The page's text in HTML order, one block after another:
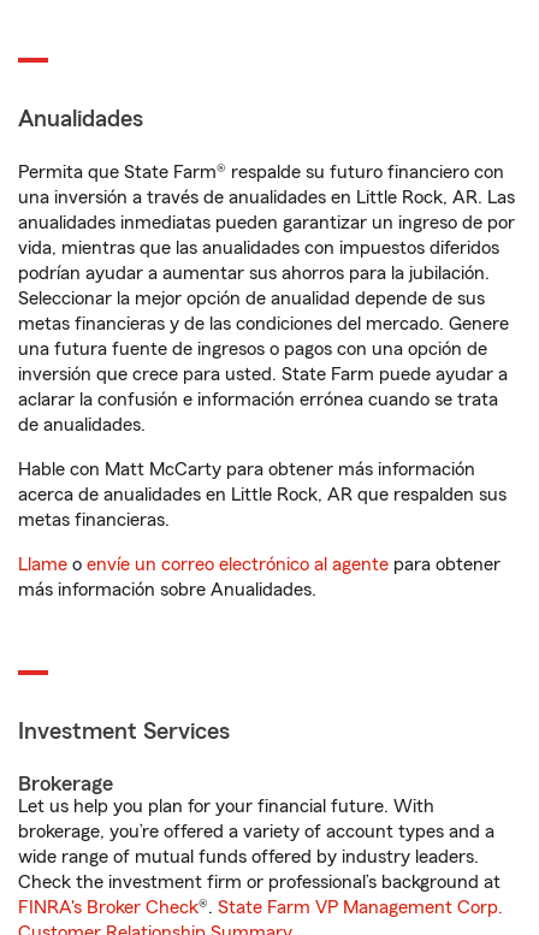
Anualidades
Permita que State Farm® respalde su futuro financiero con
una inversión a través de anualidades en Little Rock, AR. Las
anualidades inmediatas pueden garantizar un ingreso de por
vida, mientras que las anualidades con impuestos diferidos
podrían ayudar a aumentar sus ahorros para la jubilación.
Seleccionar la mejor opción de anualidad depende de sus
metas financieras y de las condiciones del mercado. Genere
una futura fuente de ingresos o pagos con una opción de
inversión que crece para usted. State Farm puede ayudar a
aclarar la confusión e información errónea cuando se trata
de anualidades.
Hable con Matt McCarty para obtener más información
acerca de anualidades en Little Rock, AR que respalden sus
metas financieras.
Llame o envíe un correo electrónico al agente para obtener
más información sobre Anualidades.
Investment Services
Brokerage
Let us help you plan for your financial future. With
brokerage, you’re offered a variety of account types and a
wide range of mutual funds offered by industry leaders.
Check the investment firm or professional’s background at
FINRA's Broker Check®. State Farm VP Management Corp.